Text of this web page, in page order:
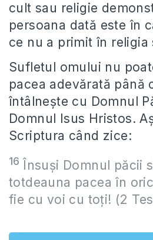
cult sau religie
persoana dată este în
ce nu a primit în religia
Sufletul omului nu
pacea adevărată până
întâlneşte cu Domnul
Domnul Isus Hristos.
Scriptura când zice:
16Însuşi Domnul păcii
totdeauna pacea în
fie cu voi cu toţi! (2